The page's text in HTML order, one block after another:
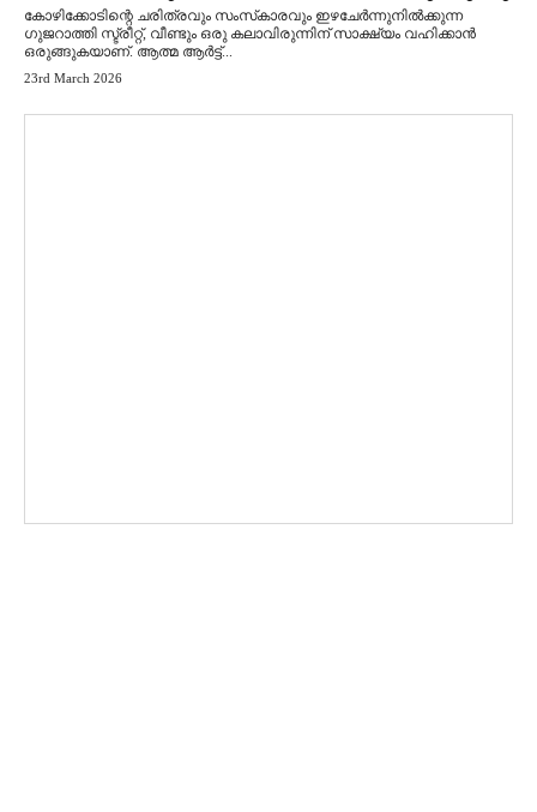
കോഴിക്കോടിന്റെ ചരിത്രവും സംസ്‌കാരവും ഇഴചേർന്നുനിൽക്കുന്ന
ഗുജറാത്തി സ്ട്രീറ്റ്, വീണ്ടും ഒരു കലാവിരുന്നിന് സാക്ഷ്യം വഹിക്കാൻ
ഒരുങ്ങുകയാണ്. ആത്മ ആർട്ട്...
23rd March 2026